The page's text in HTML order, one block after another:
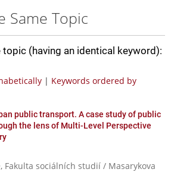
Same Topic
(having an identical keyword):
| Keywords ordered by
public transport. A case study of public
the lens of Multi-Level Perspective
Fakulta sociálních studií / Masarykova